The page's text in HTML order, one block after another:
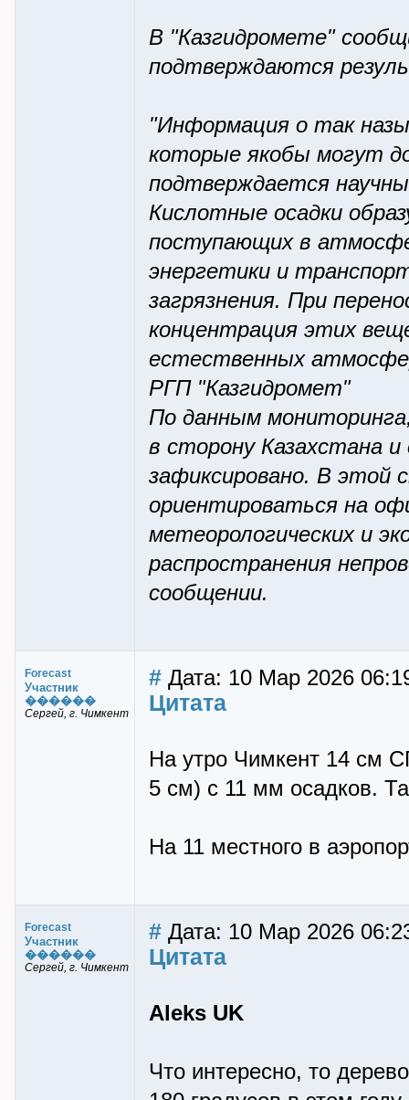
В "Казгидромете"
подтверждаются
"Информация о так
которые якобы могут
подтверждается
Кислотные осадки
поступающих в
энергетики и
загрязнения. При
концентрация этих
естественных
РГП "Казгидромет"
По данным
в сторону Казахстана
зафиксировано. В этой
ориентироваться на
метеорологических и
распространения
сообщении.
Forecast
Участник
������
Сергей, г. Чимкент
# Дата: 10 Мар 2026
Цитата
На утро Чимкент 14 см
5 см) с 11 мм осадков.
На 11 местного в
Forecast
Участник
������
Сергей, г. Чимкент
# Дата: 10 Мар 2026
Цитата
Aleks UK
Что интересно, то